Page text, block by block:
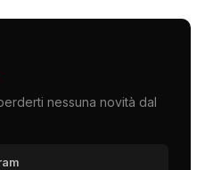
nessuna novità dal